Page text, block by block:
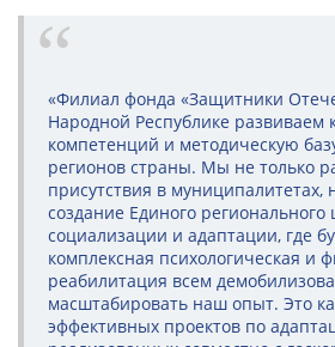
«Филиал фонда «Защитники
Народной Республике развиваем
компетенций и методическую
регионов страны. Мы не только
присутствия в муниципалитетах,
создание Единого регионального
социализации и адаптации, где
комплексная психологическая и
реабилитация всем
масштабировать наш опыт. Это
эффективных проектов по